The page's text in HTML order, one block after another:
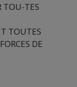
TOU-TES
TOUTES
DE